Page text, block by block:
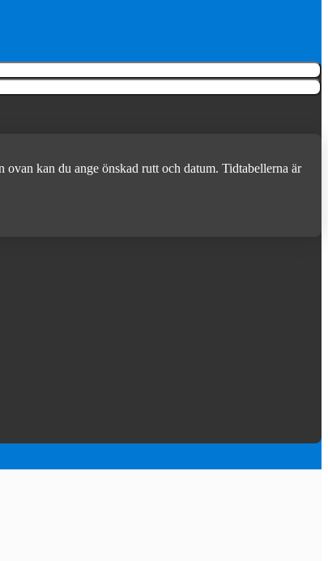
kan du ange önskad rutt och datum. Tidtabellerna är